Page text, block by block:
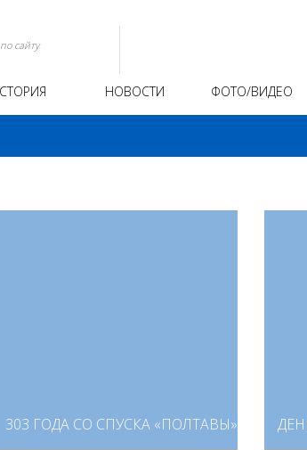
НОВОСТИ ФОТО/ВИДЕО
303 ГОДА СО СПУСКА «ПОЛТАВЫ»